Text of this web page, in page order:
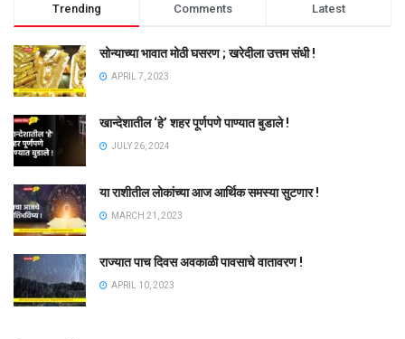
Trending Comments Latest
सोन्याच्या भावात मोठी घसरण ; खरेदीला उत्तम संधी !
APRIL 7, 2023
खान्देशातील ‘हे’ शहर पूर्णपणे पाण्यात बुडाले !
JULY 26, 2024
या राशीतील लोकांच्या आज आर्थिक समस्या सुटणार !
MARCH 21, 2023
राज्यात पाच दिवस अवकाळी पावसाचे वातावरण !
APRIL 10, 2023